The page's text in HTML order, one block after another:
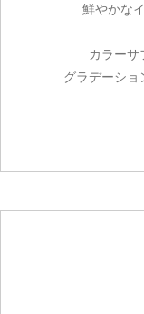
鮮やかな
カラーサ
グラデーショ